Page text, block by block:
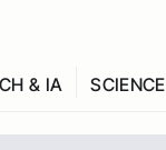
& IA SCIENCE